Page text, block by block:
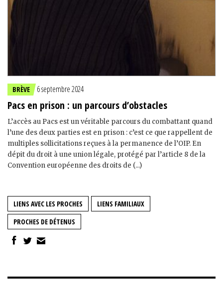
BRÈVE 6 septembre 2024
Pacs en prison : un parcours d’obstacles
L’accès au Pacs est un véritable parcours du combattant quand
l’une des deux parties est en prison : c’est ce que rappellent de
multiples sollicitations reçues à la permanence de l’OIP. En
dépit du droit à une union légale, protégé par l’article 8 de la
Convention européenne des droits de (...)
LIENS AVEC LES PROCHES
LIENS FAMILIAUX
PROCHES DE DÉTENUS